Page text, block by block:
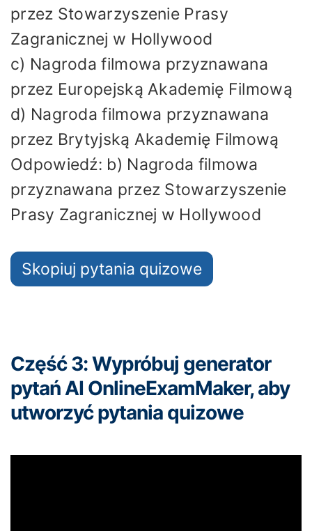
przez Stowarzyszenie Prasy
Zagranicznej w Hollywood
c) Nagroda filmowa przyznawana
przez Europejską Akademię Filmową
d) Nagroda filmowa przyznawana
przez Brytyjską Akademię Filmową
Odpowiedź: b) Nagroda filmowa
przyznawana przez Stowarzyszenie
Prasy Zagranicznej w Hollywood
Skopiuj pytania quizowe
Część 3: Wypróbuj generator
pytań AI OnlineExamMaker, aby
utworzyć pytania quizowe